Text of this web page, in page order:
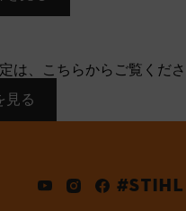
は、こちらからご覧くださ
見る
#STIHL